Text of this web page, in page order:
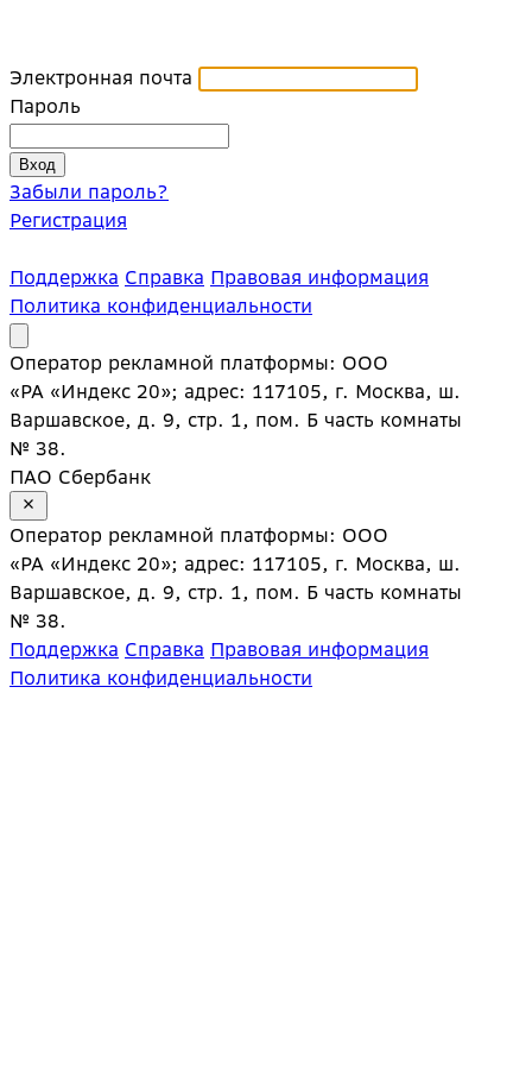
Электронная почта
Пароль
Забыли пароль?
Регистрация
Поддержка Справка Правовая информация
Политика конфиденциальности
Оператор рекламной платформы: ООО
«РА «Индекс 20»; адрес: 117105, г. Москва, ш.
Варшавское, д. 9, стр. 1, пом. Б часть комнаты
№ 38.
ПАО Сбербанк
Оператор рекламной платформы: ООО
«РА «Индекс 20»; адрес: 117105, г. Москва, ш.
Варшавское, д. 9, стр. 1, пом. Б часть комнаты
№ 38.
Поддержка Справка Правовая информация
Политика конфиденциальности